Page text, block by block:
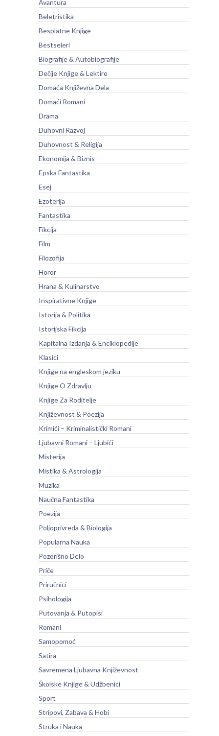
Avantura
Beletristika
Besplatne Knjige
Bestseleri
Biografije & Autobiografije
Dečije Knjige & Lektire
Domaća Književna Dela
Domaći Romani
Drama
Duhovni Razvoj
Duhovnost & Religija
Ekonomija & Biznis
Epska Fantastika
Esej
Ezoterija
Fantastika
Fikcija
Film
Filozofija
Horor
Hrana & Kulinarstvo
Inspirativne Knjige
Istorija & Politika
Istorijska Fikcija
Kapitalna Izdanja & Enciklopedije
Klasici
Knjige na engleskom jeziku
Knjige O Zdravlju
Knjige Za Roditelje
Književnost & Poezija
Krimići – Kriminalistički Romani
Ljubavni Romani – Ljubići
Misterija
Mistika & Astrologija
Muzika
Naučna Fantastika
Poezija
Poljoprivreda & Biologija
Popularna Nauka
Pozorišno Delo
Priče
Priručnici
Psihologija
Putovanja & Putopisi
Romani
Samopomoć
Satira
Savremena Ljubavna Književnost
Školske Knjige & Udžbenici
Sport
Stripovi, Zabava & Hobi
Struka i Nauka